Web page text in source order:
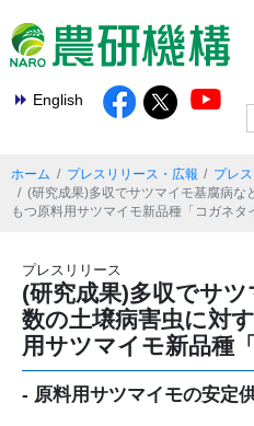
English
ホーム プレスリリース・広報 プレ
(研究成果)多収でサツマイモ基腐病な
もつ原料用サツマイモ新品種「コガネタ
プレスリリース
(研究成果)多収でサ
数の土壌病害虫に対
用サツマイモ新品種
- 原料用サツマイモの安定